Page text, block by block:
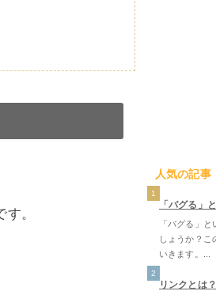
。
人気の記事
1
「バグる」
「バグる」
しょうか？こ
いきます。...
2
リンクとは